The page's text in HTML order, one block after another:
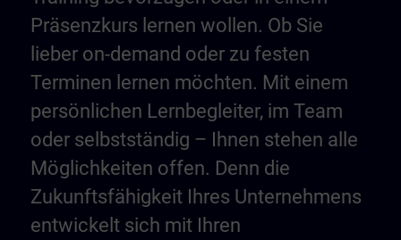
Präsenzkurs lernen wollen. Ob Sie
lieber on-demand oder zu festen
Terminen lernen möchten. Mit einem
persönlichen Lernbegleiter, im Team
oder selbstständig – Ihnen stehen alle
Möglichkeiten offen. Denn die
Zukunftsfähigkeit Ihres Unternehmens
entwickelt sich mit Ihren